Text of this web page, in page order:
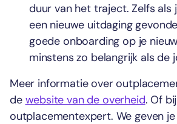
duur van het traject. Zelfs als
een nieuwe uitdaging
goede onboarding op je
minstens zo belangrijk als de
Meer informatie over
de website van de overheid. Of
outplacementexpert. We geven